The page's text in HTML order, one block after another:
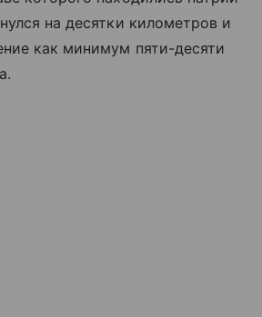
на десятки километров и
как минимум пяти-десяти